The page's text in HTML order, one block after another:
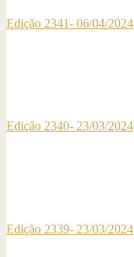
Edição 2341- 06/04/2024
Edição 2340- 23/03/2024
Edição 2339- 23/03/2024